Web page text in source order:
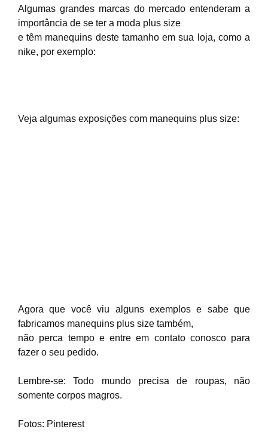
Algumas grandes marcas do mercado entenderam a
importância de se ter a moda plus size
e têm manequins deste tamanho em sua loja, como a
nike, por exemplo:
Veja algumas exposições com manequins plus size:
Agora que você viu alguns exemplos e sabe que
fabricamos manequins plus size também,
não perca tempo e entre em contato conosco para
fazer o seu pedido.
Lembre-se: Todo mundo precisa de roupas, não
somente corpos magros.
Fotos: Pinterest